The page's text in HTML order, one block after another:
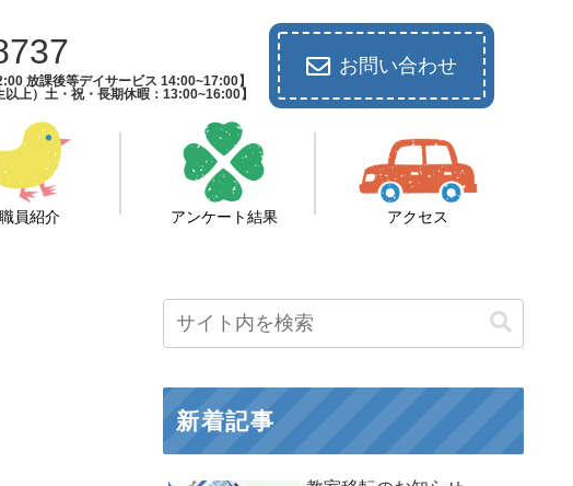
放課後等デイサービス 14:00~17:00】
以上）土・祝・長期休暇：13:00~16:00】
お問い合わせ
職員紹介 アンケート結果 アクセス
新着記事